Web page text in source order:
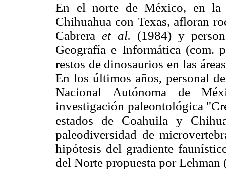
En el norte de México, en la
Chihuahua con Texas, afloran
Cabrera et al. (1984) y
Geografía e Informática (com.
restos de dinosaurios en las
En los últimos años, personal
Nacional Autónoma de
investigación paleontológica
estados de Coahuila y
paleodiversidad de
hipótesis del gradiente
del Norte propuesta por